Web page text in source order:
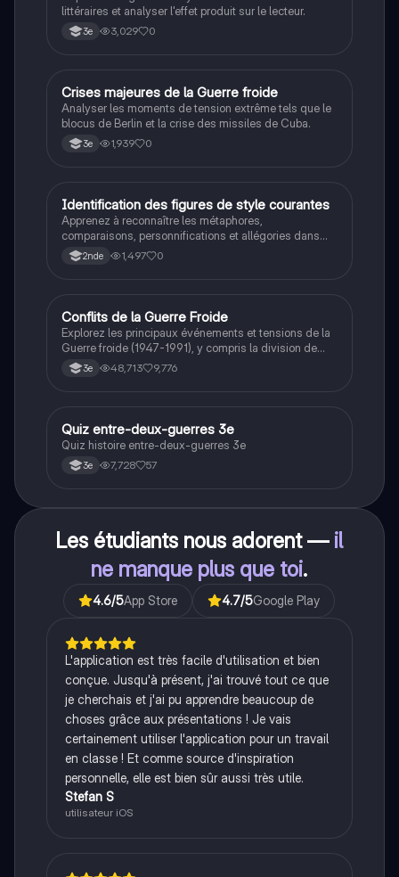
littéraires et analyser l'effet produit sur le lecteur.
3e 3,029 0
CHistoire
Crises majeures de la Guerre froide
Analyser les moments de tension extrême tels que le
blocus de Berlin et la crise des missiles de Cuba.
3e 1,939 0
IFrançais
Identification des figures de style courantes
Apprenez à reconnaître les métaphores,
comparaisons, personnifications et allégories dans
des phrases simples.
2nde 1,497 0
Histoire
Conflits de la Guerre Froide
Explorez les principaux événements et tensions de la
Guerre froide (1947-1991), y compris la division de
l'Allemagne, la crise de Cuba, la guerre du Vietnam, et
la course à l'espace. Cette fiche de révision couvre les
historique.
3e 48,713 9,776
QHistoire
Quiz entre-deux-guerres 3e
Quiz histoire entre-deux-guerres 3e
3e 7,728 57
Les étudiants nous adorent — il
ne manque plus que toi.
4.6/5App Store 4.7/5Google Play
L'application est très facile d'utilisation et bien
conçue. Jusqu'à présent, j'ai trouvé tout ce que
je cherchais et j'ai pu apprendre beaucoup de
choses grâce aux présentations ! Je vais
certainement utiliser l'application pour un travail
en classe ! Et comme source d'inspiration
personnelle, elle est bien sûr aussi très utile.
Stefan S
utilisateur iOS